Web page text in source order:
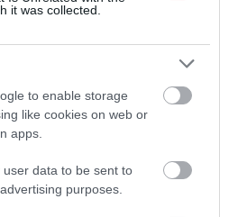
it was collected.
to enable storage
like cookies on web or
apps.
user data to be sent to
purposes.
a szőlő védelmében
fagykárt szenvedett szőlő- és